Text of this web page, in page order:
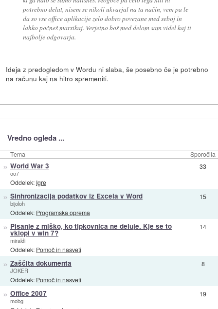
potrebno delat, nisem se nikoli ukvarjal na ta način, vem pa le
da so vse office aplikacije zelo dobro povezane med seboj in
lahko počneš marsikaj. Verjetno boš med delom sam videl kaj ti
najbolje odgovarja.
Ideja z predogledom v Wordu ni slaba, še posebno če je potrebno
na računu kaj na hitro spremeniti.
Vredno ogleda ...
Tema Sporočila
» World War 3
oo7
Oddelek: Igre
33
» Sinhronizacija podatkov iz Excela v Word
bijoloh
Oddelek: Programska oprema
15
» Pisanje z miško, ko tipkovnica ne deluje. Kje se to
vklopi v win 7?
miraldi
Oddelek: Pomoč in nasveti
14
» Zaščita dokumenta
JOKER
Oddelek: Pomoč in nasveti
8
» Office 2007
mobg
19